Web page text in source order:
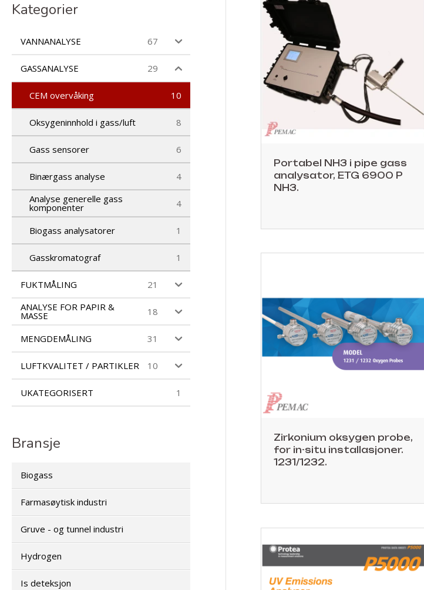
c
t
a
h
Kategorier
VANNANALYSE 67
GASSANALYSE 29
CEM overvåking 10
Oksygeninnhold i gass/luft 8
Gass sensorer 6
Binærgass analyse
4
Analyse generelle gass
komponenter 4
Biogass analysatorer 1
Gasskromatograf 1
FUKTMÅLING
21
ANALYSE FOR PAPIR &
MASSE 18
MENGDEMÅLING 31
LUFTKVALITET / PARTIKLER 10
UKATEGORISERT 1
Bransje
Biogass
Farmasøytisk industri
Gruve - og tunnel industri
Hydrogen
Is deteksjon
Portabel NH3 i pipe gass
analysator, ETG 6900 P
NH3.
Zirkonium oksygen probe,
for in-situ installasjoner.
1231/1232.